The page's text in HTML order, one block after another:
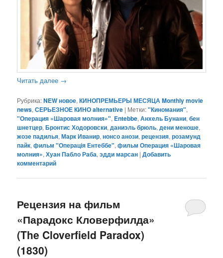
Читать далее →
Рубрика:NEW новое,КИНОПРЕМЬЕРЫ МЕСЯЦА Monthly movie
news,СЕРЬЕЗНОЕ КИНО alternative | Метки:"Киномания",
"Операция «Шаровая молния»", Entebbe,Анхель Бунани,бен
шнетцер,Бронтис Ходоровски,даниэль брюль,дени меноше,
жозе падилья,Марк Иванир,нонсо анози,рецензия,розамунд
пайк,фильм "Операція Ентеббе",фильм Операция «Шаровая
молния»,Хуан Пабло Раба,эдди марсан |Добавить
комментарий
Рецензия на фильм
«Парадокс Кловерфилда»
(The Cloverfield Paradox)
(1830)